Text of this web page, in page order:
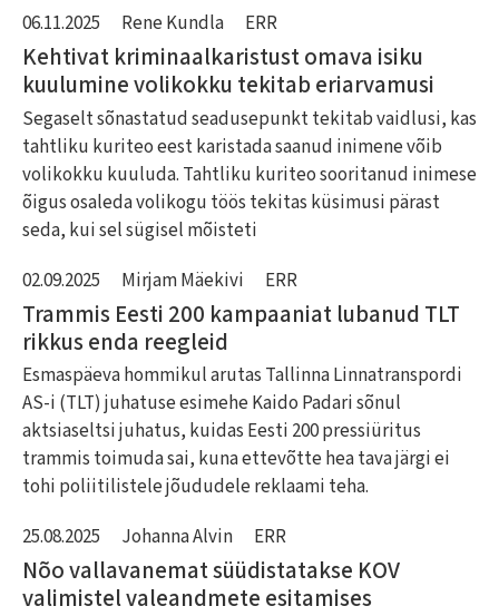
06.11.2025 Rene Kundla ERR
Kehtivat kriminaalkaristust omava isiku
kuulumine volikokku tekitab eriarvamusi
Segaselt sõnastatud seadusepunkt tekitab vaidlusi, kas
tahtliku kuriteo eest karistada saanud inimene võib
volikokku kuuluda. Tahtliku kuriteo sooritanud inimese
õigus osaleda volikogu töös tekitas küsimusi pärast
seda, kui sel sügisel mõisteti
02.09.2025 Mirjam Mäekivi ERR
Trammis Eesti 200 kampaaniat lubanud TLT
rikkus enda reegleid
Esmaspäeva hommikul arutas Tallinna Linnatranspordi
AS-i (TLT) juhatuse esimehe Kaido Padari sõnul
aktsiaseltsi juhatus, kuidas Eesti 200 pressiüritus
trammis toimuda sai, kuna ettevõtte hea tava järgi ei
tohi poliitilistele jõududele reklaami teha.
25.08.2025 Johanna Alvin ERR
Nõo vallavanemat süüdistatakse KOV
valimistel valeandmete esitamises